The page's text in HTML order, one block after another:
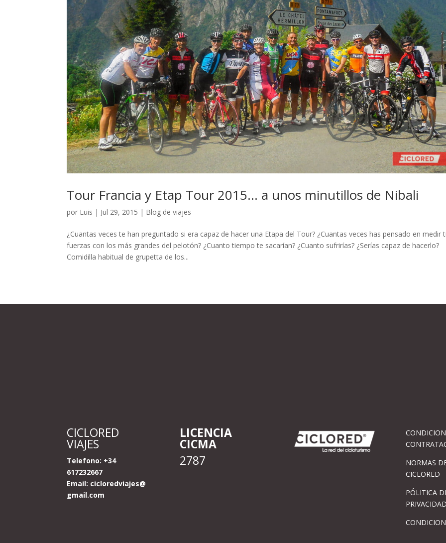
Tour Francia y Etap Tour 2015… a unos minutillos de Nibali
por Luis | Jul 29, 2015 | Blog de viajes
¿Cuantas veces te han preguntado si era capaz de hacer una Etapa del Tour? ¿Cuantas veces has pensado en medir
fuerzas con los más grandes del pelotón? ¿Cuanto tiempo te sacarían? ¿Cuanto sufrirías? ¿Serías capaz de hacerlo?
Comidilla habitual de grupetta de los...
CICLORED
VIAJES
Telefono: +34
617232667
Email: cicloredviajes@
gmail.com
LICENCIA
CICMA
2787
NORMAS
CICLORED
PÓLITICA